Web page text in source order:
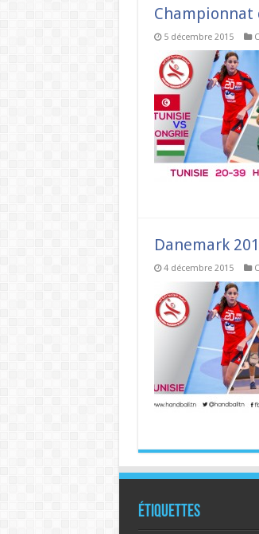
Championnat
5 décembre 2015
Danemark
4 décembre 2015
Étiquettes